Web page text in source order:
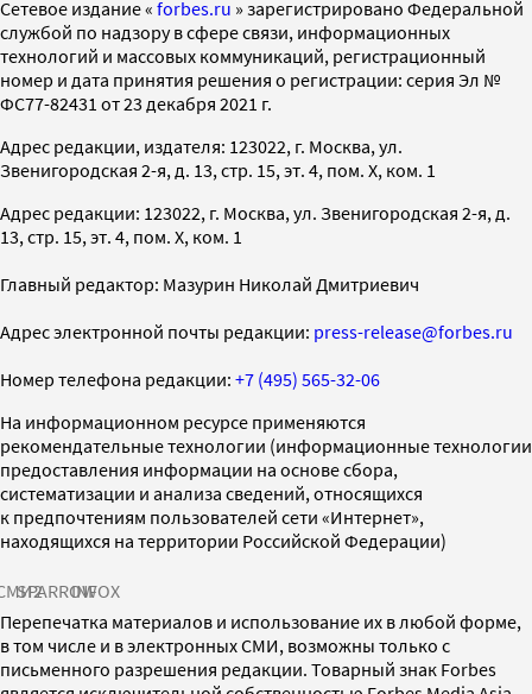
Cетевое издание « forbes.ru » зарегистрировано Федеральной
службой по надзору в сфере связи, информационных
технологий и массовых коммуникаций, регистрационный
номер и дата принятия решения о регистрации: серия Эл №
ФС77-82431 от 23 декабря 2021 г.
Адрес редакции, издателя: 123022, г. Москва, ул.
Звенигородская 2-я, д. 13, стр. 15, эт. 4, пом. X, ком. 1
Адрес редакции: 123022, г. Москва, ул. Звенигородская 2-я, д.
13, стр. 15, эт. 4, пом. X, ком. 1
Главный редактор: Мазурин Николай Дмитриевич
Адрес электронной почты редакции: press-release@forbes.ru
Номер телефона редакции: +7 (495) 565-32-06
На информационном ресурсе применяются
рекомендательные технологии (информационные технологии
предоставления информации на основе сбора,
систематизации и анализа сведений, относящихся
к предпочтениям пользователей сети «Интернет»,
находящихся на территории Российской Федерации)
SPARROWINFOX
Перепечатка материалов и использование их в любой форме,
в том числе и в электронных СМИ, возможны только с
письменного разрешения редакции. Товарный знак Forbes